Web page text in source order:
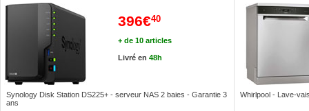
396€40
+ de 10 articles
Livré en 48h
Synology Disk Station DS225+ - serveur NAS 2 baies - Garantie 3
ans
Whirlpool - Lave-